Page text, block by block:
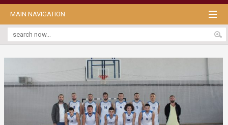
MAIN NAVIGATION